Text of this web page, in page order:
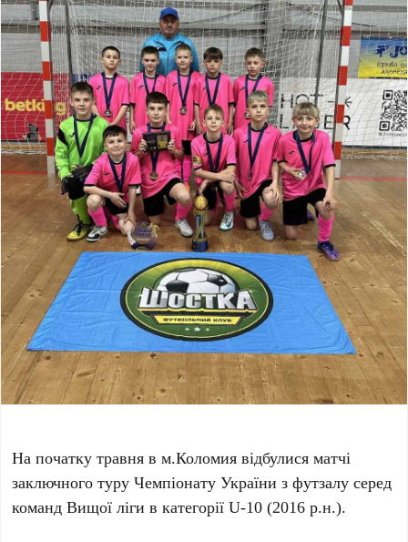
На початку травня в м.Коломия відбулися матчі
заключного туру Чемпіонату України з футзалу серед
команд Вищої ліги в категорії U-10 (2016 р.н.).